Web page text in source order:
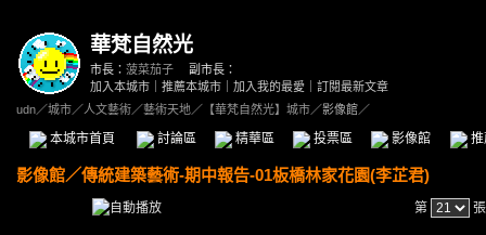
華梵自然光
市長： 菠菜茄子
副市長：
加入本城市
推薦本城市 加入我的最愛
訂閱最新文章
udn／城市／人文藝術／藝術天地／ 【華梵自然光】城市／影像館／
本城市首頁 討論區 精華區 投票區 影像館
影像館／傳統建築藝術-期中報告-01板橋林家花園(李芷君)
第